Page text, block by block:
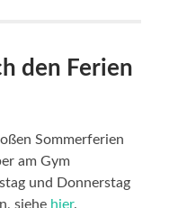
den Ferien
Sommerferien
am Gym
und Donnerstag
siehe hier.